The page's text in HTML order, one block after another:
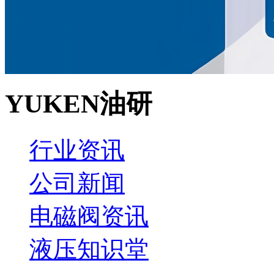
YUKEN油研
行业资讯
公司新闻
电磁阀资讯
液压知识堂